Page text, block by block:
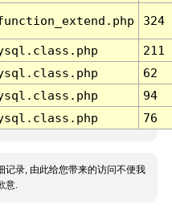
324
211
62
94
76
记录, 由此给您带来的访问不便我
意.